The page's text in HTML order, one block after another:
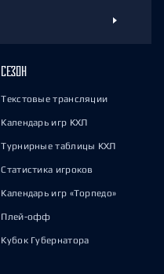
СЕЗОН
Текстовые трансляции
Календарь игр КХЛ
Турнирные таблицы КХЛ
Статистика игроков
Календарь игр «Торпедо»
Плей-офф
Кубок Губернатора